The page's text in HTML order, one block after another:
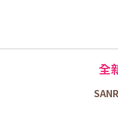
全